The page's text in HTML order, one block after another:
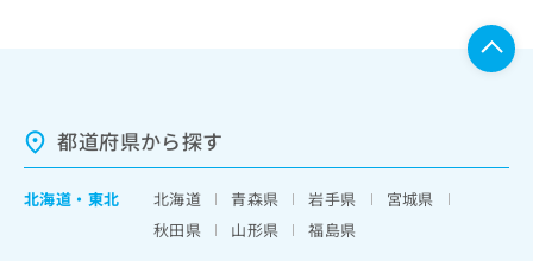
都道府県から探す
北海道 ・ 東北 北海道 青森県 岩手県
宮城県
秋田県
山形県
福島県